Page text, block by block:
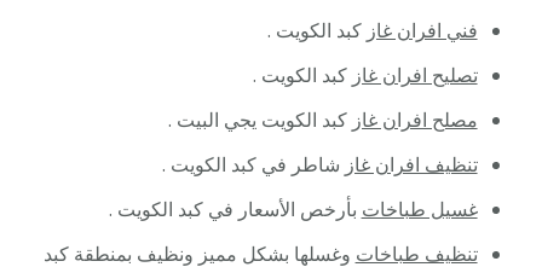
فني افران غاز كبد الكويت .
تصليح افران غاز كبد الكويت .
مصلح افران غاز كبد الكويت يجي البيت .
تنظيف افران غاز شاطر في كبد الكويت .
غسيل طباخات بأرخص الأسعار في كبد الكويت .
تنظيف طباخات وغسلها بشكل مميز ونظيف بمنطقة كبد